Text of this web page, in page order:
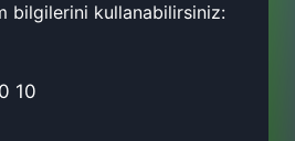
bilgilerini kullanabilirsiniz:
10